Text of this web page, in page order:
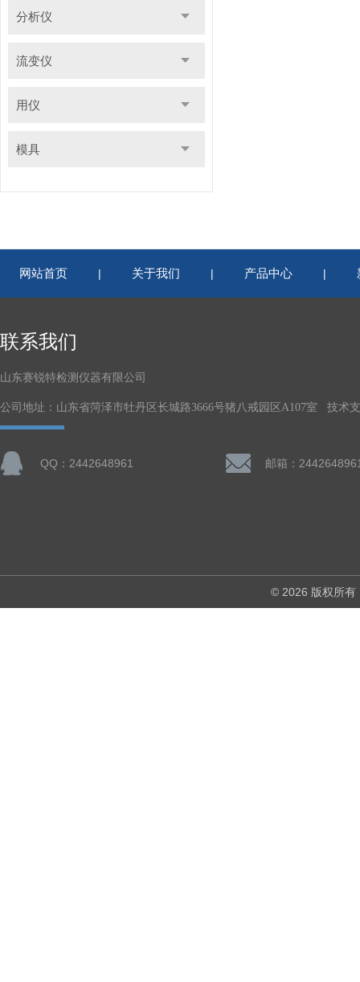
分析仪
流变仪
用仪
模具
网站首页 | 关于我们 | 产品中心 |
联系我们
山东赛锐特检测仪器有限公司
公司地址：山东省菏泽市牡丹区长城路3666号猪八戒园区A107室 技术
QQ：2442648961 邮箱：
© 2026 版权所